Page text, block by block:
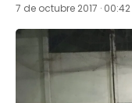
7 de octubre 2017 · 00:42